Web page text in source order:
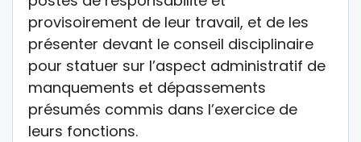
provisoirement de leur travail, et de les
présenter devant le conseil disciplinaire
pour statuer sur l’aspect administratif de
manquements et dépassements
présumés commis dans l’exercice de
leurs fonctions.